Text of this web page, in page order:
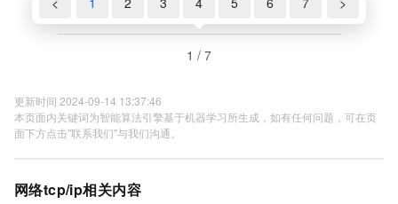
1 / 7
更新时间 2024-09-14 13:37:46
本页面内关键词为智能算法引擎基于机器学习所生成，如有任何问题，可在页
面下方点击"联系我们"与我们沟通。
网络tcp/ip相关内容